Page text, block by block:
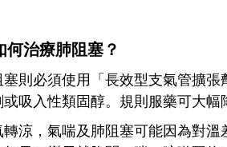
何治療肺阻塞？
塞則必須使用「長效型支氣管擴
或吸入性類固醇。規則服藥可大幅
轉涼，氣喘及肺阻塞可能因為對